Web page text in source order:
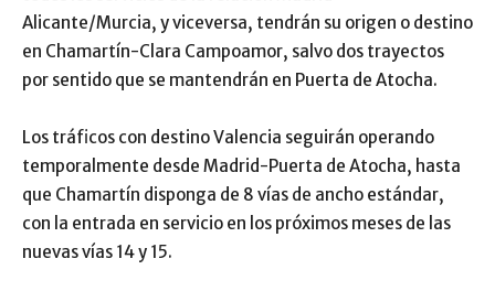
Alicante/Murcia, y viceversa, tendrán su origen o destino
en Chamartín-Clara Campoamor, salvo dos trayectos
por sentido que se mantendrán en Puerta de Atocha.
Los tráficos con destino Valencia seguirán operando
temporalmente desde Madrid-Puerta de Atocha, hasta
que Chamartín disponga de 8 vías de ancho estándar,
con la entrada en servicio en los próximos meses de las
nuevas vías 14 y 15.